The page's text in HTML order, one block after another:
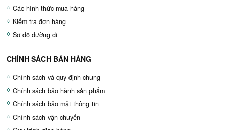
Các hình thức mua hàng
Kiểm tra đơn hàng
Sơ đồ đường đi
CHÍNH SÁCH BÁN HÀNG
Chính sách và quy định chung
Chính sách bảo hành sản phẩm
Chính sách bảo mật thông tin
Chính sách vận chuyển